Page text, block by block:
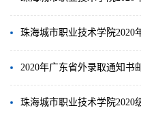
2020年广东省外录取通知书